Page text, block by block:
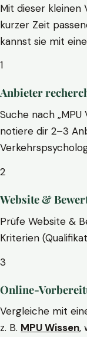
Mit dieser kleinen
kurzer Zeit
kannst sie mit
1
Anbieter
Suche nach
notiere dir 2–3
2
Website &
Prüfe Website &
Kriterien
3
Online-
Vergleiche mit
z. B. MPU Wissen,